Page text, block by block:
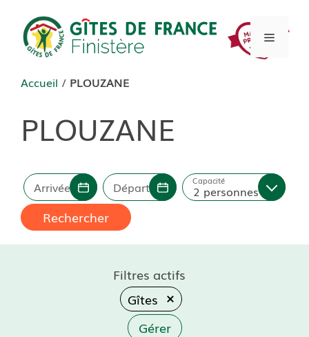
contenu
Menu
Accueil / PLOUZANE
PLOUZANE
Arrivée Départ 2 personnes
Capacité
Rechercher
Filtres actifs
Gîtes
Gérer